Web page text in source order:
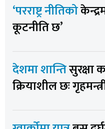
‘परराष्ट्र नीतिको
कूटनीति छ’
देशमा शान्तिसुरक्षा
क्रियाशील छः